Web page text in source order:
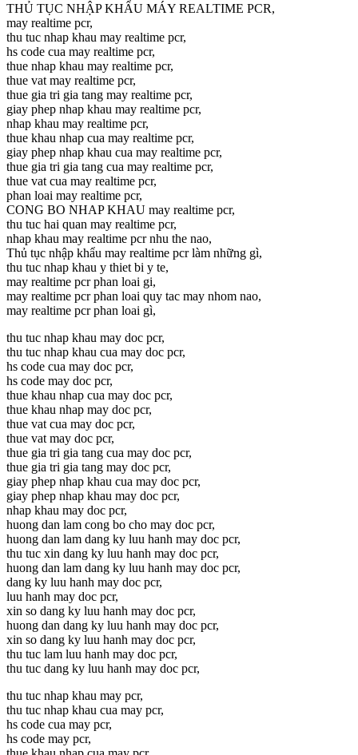
THỦ TỤC NHẬP KHẨU MÁY REALTIME PCR,
may realtime pcr,
thu tuc nhap khau may realtime pcr,
hs code cua may realtime pcr,
thue nhap khau may realtime pcr,
thue vat may realtime pcr,
thue gia tri gia tang may realtime pcr,
giay phep nhap khau may realtime pcr,
nhap khau may realtime pcr,
thue khau nhap cua may realtime pcr,
giay phep nhap khau cua may realtime pcr,
thue gia tri gia tang cua may realtime pcr,
thue vat cua may realtime pcr,
phan loai may realtime pcr,
CONG BO NHAP KHAU may realtime pcr,
thu tuc hai quan may realtime pcr,
nhap khau may realtime pcr nhu the nao,
Thủ tục nhập khẩu may realtime pcr làm những gì,
thu tuc nhap khau y thiet bi y te,
may realtime pcr phan loai gi,
may realtime pcr phan loai quy tac may nhom nao,
may realtime pcr phan loai gì,
thu tuc nhap khau may doc pcr,
thu tuc nhap khau cua may doc pcr,
hs code cua may doc pcr,
hs code may doc pcr,
thue khau nhap cua may doc pcr,
thue khau nhap may doc pcr,
thue vat cua may doc pcr,
thue vat may doc pcr,
thue gia tri gia tang cua may doc pcr,
thue gia tri gia tang may doc pcr,
giay phep nhap khau cua may doc pcr,
giay phep nhap khau may doc pcr,
nhap khau may doc pcr,
huong dan lam cong bo cho may doc pcr,
huong dan lam dang ky luu hanh may doc pcr,
thu tuc xin dang ky luu hanh may doc pcr,
huong dan lam dang ky luu hanh may doc pcr,
dang ky luu hanh may doc pcr,
luu hanh may doc pcr,
xin so dang ky luu hanh may doc pcr,
huong dan dang ky luu hanh may doc pcr,
xin so dang ky luu hanh may doc pcr,
thu tuc lam luu hanh may doc pcr,
thu tuc dang ky luu hanh may doc pcr,
thu tuc nhap khau may pcr,
thu tuc nhap khau cua may pcr,
hs code cua may pcr,
hs code may pcr,